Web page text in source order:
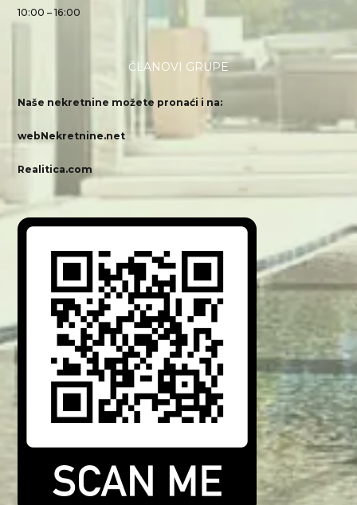
10:00 – 16:00
ČLANOVI GRUPE
Naše nekretnine možete pronaći i na:
webNekretnine.net
Realitica.com